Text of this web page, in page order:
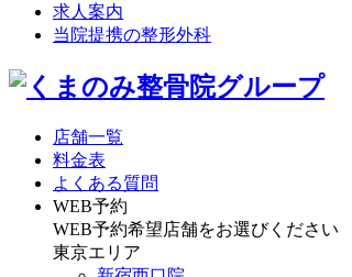
求人案内
当院提携の整形外科
店舗一覧
料金表
よくある質問
WEB予約
WEB予約希望店舗をお選びください
東京エリア